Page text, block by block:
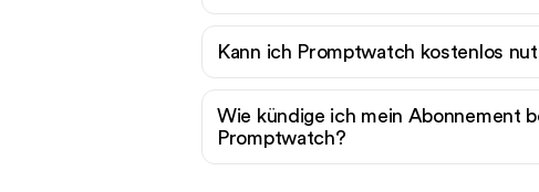
Kann ich Promptwatch kostenlos
Wie kündige ich mein Abonnement
Promptwatch?